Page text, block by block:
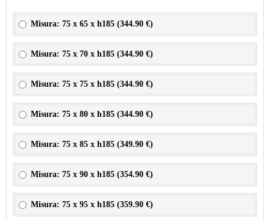
Misura: 75 x 65 x h185 (344.90 €)
Misura: 75 x 70 x h185 (344.90 €)
Misura: 75 x 75 x h185 (344.90 €)
Misura: 75 x 80 x h185 (344.90 €)
Misura: 75 x 85 x h185 (349.90 €)
Misura: 75 x 90 x h185 (354.90 €)
Misura: 75 x 95 x h185 (359.90 €)